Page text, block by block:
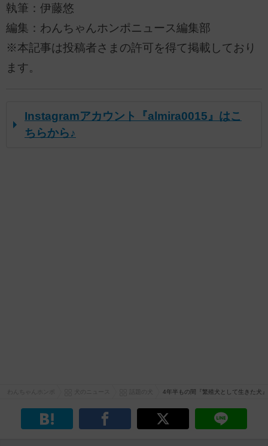
執筆：伊藤悠
編集：わんちゃんホンポニュース編集部
※本記事は投稿者さまの許可を得て掲載しており
ます。
Instagramアカウント『almira0015』はこ
ちらから♪
4年半もの間『繁殖犬として生きた犬